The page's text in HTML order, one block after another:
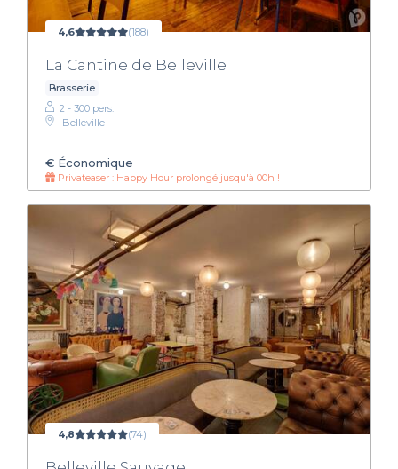
4,6 (188)
La Cantine de Belleville
Brasserie
2 - 300 pers.
Belleville
€ Économique
Privateaser : Happy Hour prolongé jusqu'à 00h !
4,8 (74)